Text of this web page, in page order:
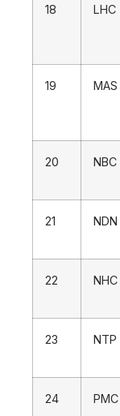
18 LHC
19 MAS
20 NBC
21 NDN
22 NHC
23 NTP
24 PMC